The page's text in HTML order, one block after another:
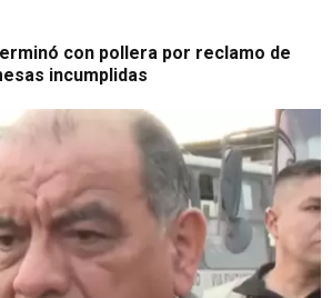
con pollera por reclamo de
incumplidas